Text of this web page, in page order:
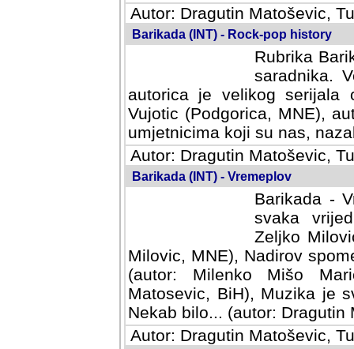
Autor: Dragutin Matoševic,
Barikada (INT) - Rock-pop history
Rubrika
saradnika.
autorica je velikog serijala
Vujotic (Podgorica, MNE),
umjetnicima koji su nas,
Autor: Dragutin Matoševic,
Barikada (INT) - Vremeplov
Barikada -
svaka
Milovic,
MNE), Nadirov spomenar
Milenko Mišo Maric, UK),
Muzika je svirala (autor:
(autor: Dragutin Matosevic,
Autor: Dragutin Matoševic,